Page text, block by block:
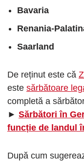
Bavaria
Renania-
Saarland
De reținut este că
este sărbătoare
completă a
► Sărbători în
funcție de landul
După cum